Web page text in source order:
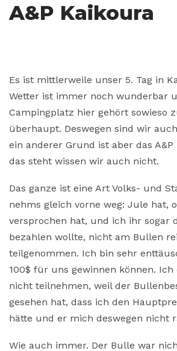
A&P Kaikoura
Es ist mittlerweile unser 5. Tag in
Wetter ist immer noch wunderbar
Campingplatz hier gehört sowieso
überhaupt. Deswegen sind wir
ein anderer Grund ist aber das
das steht wissen wir auch nicht.
Das ganze ist eine Art Volks- und
nehms gleich vorne weg: Jule hat,
versprochen hat, und ich ihr sogar
bezahlen wollte, nicht am Bullen
teilgenommen. Ich bin sehr
100$ für uns gewinnen können.
nicht teilnehmen, weil der
gesehen hat, dass ich den
hätte und er mich deswegen nicht
Wie auch immer. Der Bulle war